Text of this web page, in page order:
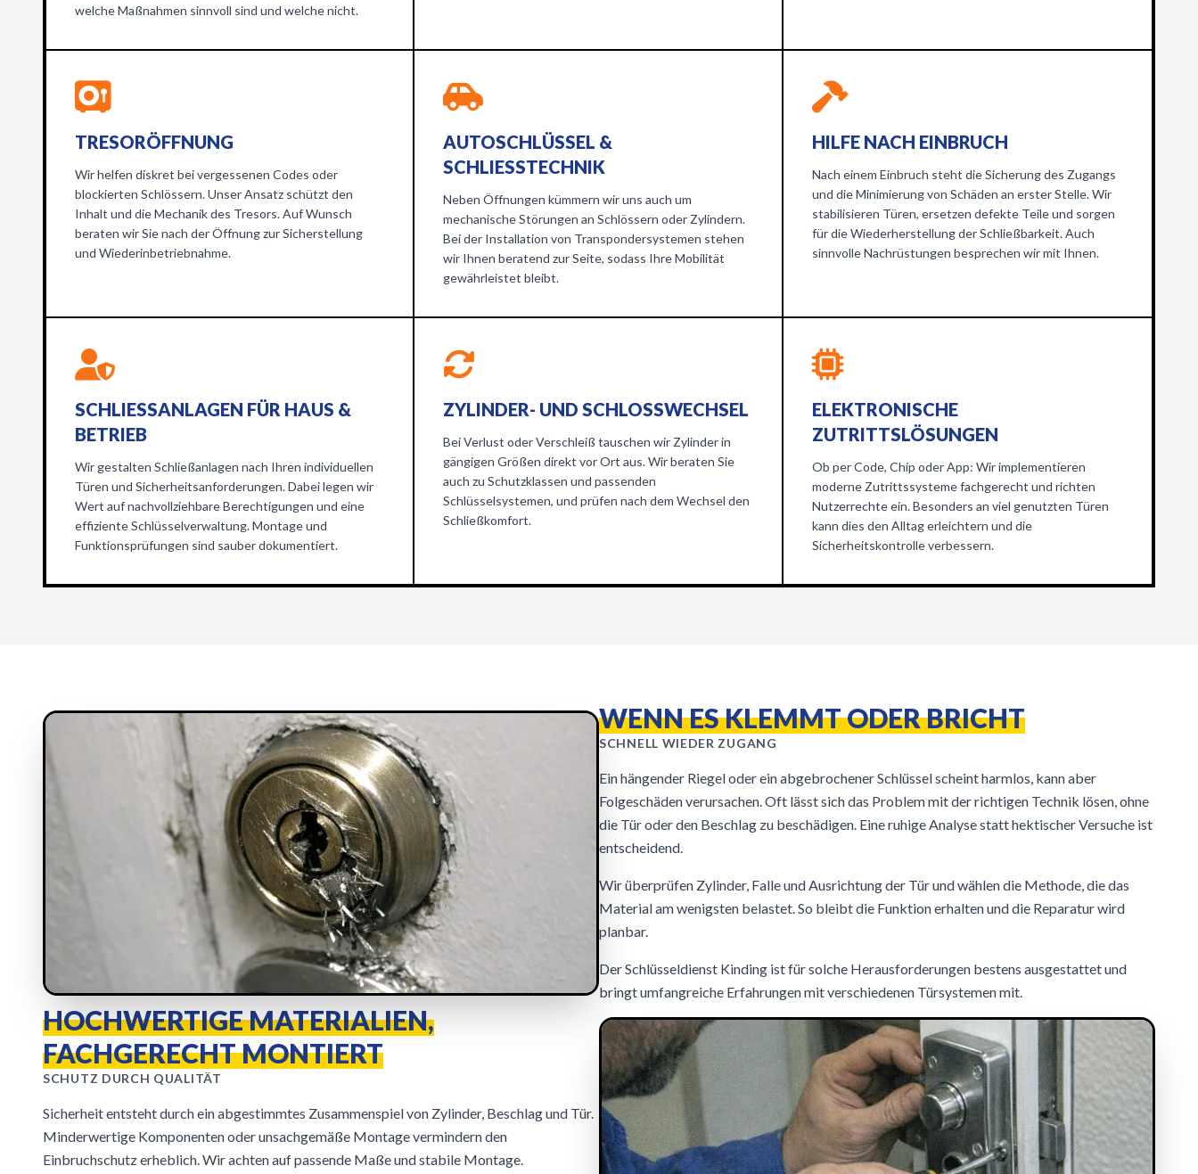
welche Maßnahmen sinnvoll sind und welche nicht.
TRESORÖFFNUNG
Wir helfen diskret bei vergessenen Codes oder
blockierten Schlössern. Unser Ansatz schützt den
Inhalt und die Mechanik des Tresors. Auf Wunsch
beraten wir Sie nach der Öffnung zur Sicherstellung
und Wiederinbetriebnahme.
AUTOSCHLÜSSEL &
SCHLIESSTECHNIK
Neben Öffnungen kümmern wir uns auch um
mechanische Störungen an Schlössern oder Zylindern.
Bei der Installation von Transpondersystemen stehen
wir Ihnen beratend zur Seite, sodass Ihre Mobilität
gewährleistet bleibt.
HILFE NACH EINBRUCH
Nach einem Einbruch steht die Sicherung des Zugangs
und die Minimierung von Schäden an erster Stelle. Wir
stabilisieren Türen, ersetzen defekte Teile und sorgen
für die Wiederherstellung der Schließbarkeit. Auch
sinnvolle Nachrüstungen besprechen wir mit Ihnen.
SCHLIESSANLAGEN FÜR HAUS & B
ETRIEB
Wir gestalten Schließanlagen nach Ihren individuellen
Türen und Sicherheitsanforderungen. Dabei legen wir
Wert auf nachvollziehbare Berechtigungen und eine
effiziente Schlüsselverwaltung. Montage und
Funktionsprüfungen sind sauber dokumentiert.
ZYLINDER- UND SCHLOSSWECHSEL
Bei Verlust oder Verschleiß tauschen wir Zylinder in
gängigen Größen direkt vor Ort aus. Wir beraten Sie
auch zu Schutzklassen und passenden
Schlüsselsystemen, und prüfen nach dem Wechsel den
Schließkomfort.
ELEKTRONISCHE
ZUTRITTSLÖSUNGEN
Ob per Code, Chip oder App: Wir implementieren
moderne Zutrittssysteme fachgerecht und richten
Nutzerrechte ein. Besonders an viel genutzten Türen
kann dies den Alltag erleichtern und die
Sicherheitskontrolle verbessern.
WENN ES KLEMMT ODER BRICHT
SCHNELL WIEDER ZUGANG
Ein hängender Riegel oder ein abgebrochener Schlüssel scheint harmlos, kann aber
Folgeschäden verursachen. Oft lässt sich das Problem mit der richtigen Technik lösen, ohne
die Tür oder den Beschlag zu beschädigen. Eine ruhige Analyse statt hektischer Versuche ist
entscheidend.
Wir überprüfen Zylinder, Falle und Ausrichtung der Tür und wählen die Methode, die das
Material am wenigsten belastet. So bleibt die Funktion erhalten und die Reparatur wird
planbar.
Der Schlüsseldienst Kinding ist für solche Herausforderungen bestens ausgestattet und
bringt umfangreiche Erfahrungen mit verschiedenen Türsystemen mit.
HOCHWERTIGE MATERIALIEN,
FACHGERECHT MONTIERT
SCHUTZ DURCH QUALITÄT
Sicherheit entsteht durch ein abgestimmtes Zusammenspiel von Zylinder, Beschlag und Tür.
Minderwertige Komponenten oder unsachgemäße Montage vermindern den
Einbruchschutz erheblich. Wir achten auf passende Maße und stabile Montage.